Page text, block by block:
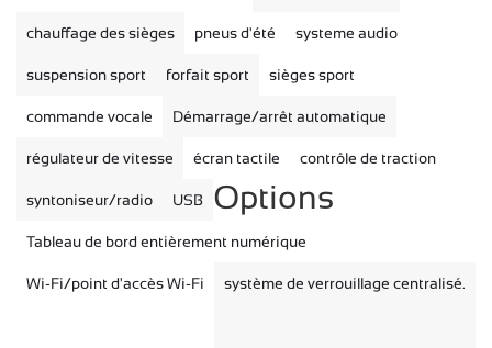
chauffage des sièges pneus d'été systeme audio
suspension sport forfait sport sièges sport
commande vocale Démarrage/arrêt automatique
régulateur de vitesse écran tactile contrôle de traction
syntoniseur/radio USB
Tableau de bord entièrement numérique
Wi-Fi/point d'accès Wi-Fi système de verrouillage centralisé.
Options